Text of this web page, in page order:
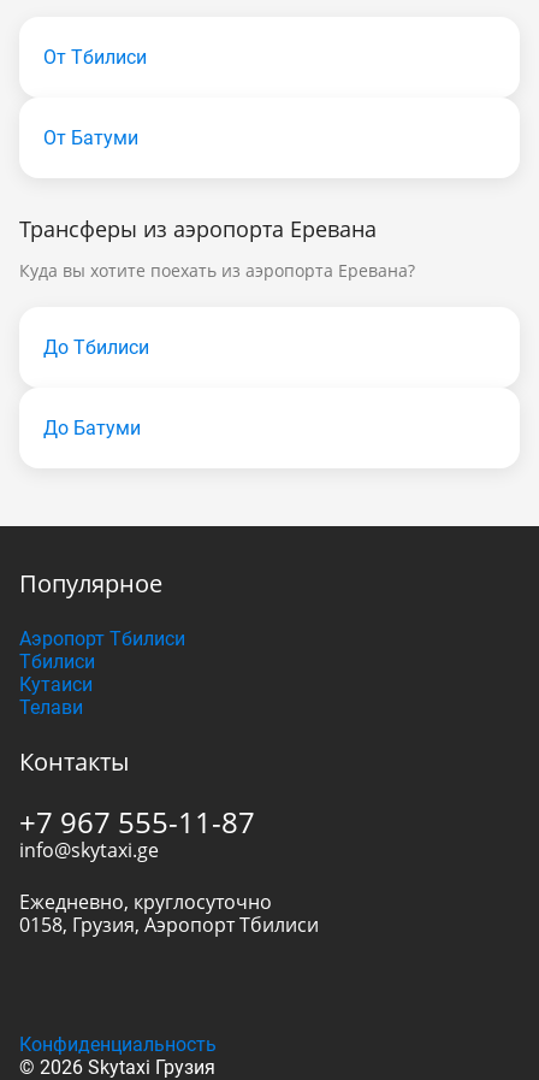
От Тбилиси
От Батуми
Трансферы из аэропорта Еревана
Куда вы хотите поехать из аэропорта Еревана?
До Тбилиси
До Батуми
Популярное
Аэропорт Тбилиси
Тбилиси
Кутаиси
Телави
Контакты
+7 967 555-11-87
info@skytaxi.ge
Ежедневно, круглосуточно
0158, Грузия, Аэропорт Тбилиси
© 2026 Skytaxi Грузия
Конфиденциальность